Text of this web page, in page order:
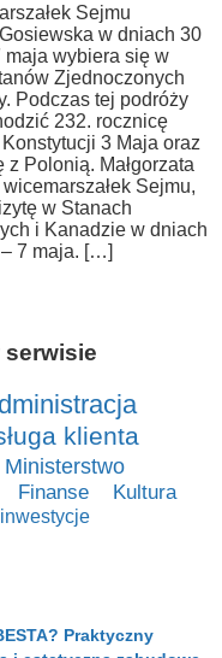
Sejmu
w dniach 30
maja wybiera się w
Zjednoczonych
Podczas tej podróży
232. rocznicę
3 Maja oraz
z Polonią. Małgorzata
Sejmu,
w Stanach
i Kanadzie w dniach
7 maja. […]
serwisie
klienta
Ministerstwo
Finanse Kultura
inwestycje
Praktyczny